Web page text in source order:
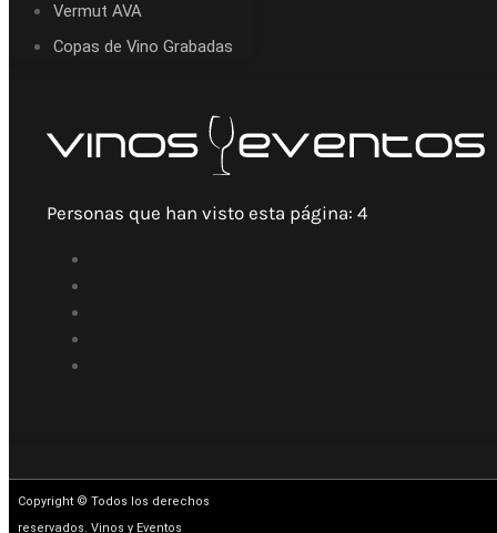
Vermut AVA
Copas de Vino Grabadas
Personas que han visto esta página: 4
Copyright © Todos los derechos
reservados. Vinos y Eventos